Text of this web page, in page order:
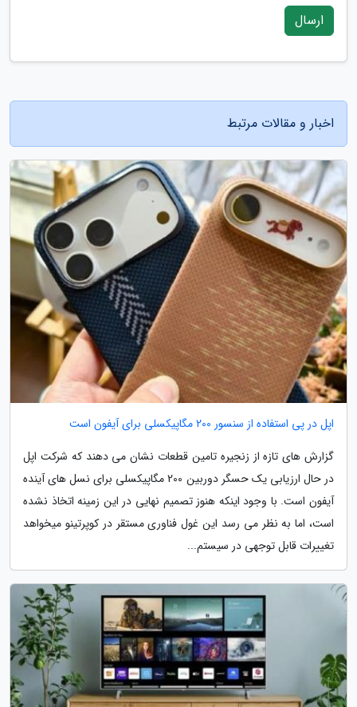
ارسال
اخبار و مقالات مرتبط
اپل در پی استفاده از سنسور 200 مگاپیکسلی برای آیفون است
گزارش های تازه از زنجیره تامین قطعات نشان می دهند که شرکت اپل
در حال ارزیابی یک حسگر دوربین 200 مگاپیکسلی برای نسل های آینده
آیفون است. با وجود اینکه هنوز تصمیم نهایی در این زمینه اتخاذ نشده
است، اما به نظر می رسد این غول فناوری مستقر در کوپرتینو میخواهد
تغییرات قابل توجهی در سیستم...